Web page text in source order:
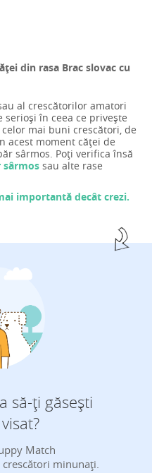
din rasa Brac slovac cu
al crescătorilor amatori
în ceea ce privește
mai buni crescători, de
acest moment căței de
sârmos. Poți verifica însă
sârmos sau alte rase
importantă decât crezi.
să-ți găsești
Match
minunați.